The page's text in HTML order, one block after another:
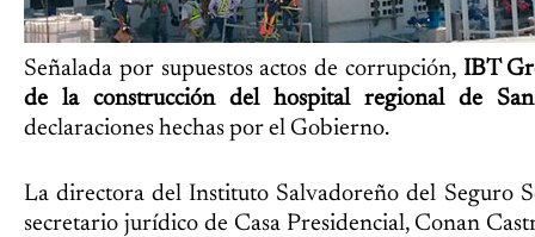
Señalada por supuestos actos de corrupción, IBT
de la construcción del hospital regional de
declaraciones hechas por el Gobierno.
La directora del Instituto Salvadoreño del Seguro
secretario jurídico de Casa Presidencial, Conan